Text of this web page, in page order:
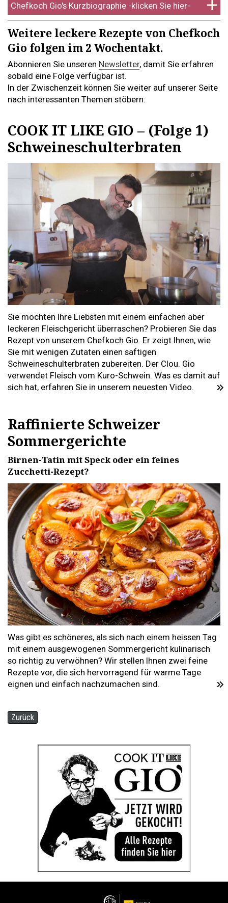
Chefkoch Gio's Kurzbiographie -klicken Sie hier-
Weitere leckere Rezepte von Chefkoch
Gio folgen im 2 Wochentakt.
Abonnieren Sie unseren Newsletter, damit Sie erfahren
sobald eine Folge verfügbar ist.
In der Zwischenzeit können Sie weiter auf unserer Seite
nach interessanten Themen stöbern:
COOK IT LIKE GIO – (Folge 1)
Schweineschulterbraten
Sie möchten Ihre Liebsten mit einem einfachen aber
leckeren Fleischgericht überraschen? Probieren Sie das
Rezept von unserem Chefkoch Gio. Er zeigt Ihnen, wie
Sie mit wenigen Zutaten einen saftigen
Schweineschulterbraten zubereiten. Der Clou. Gio
verwendet Fleisch vom Kuro-Schwein. Was es damit auf
sich hat, erfahren Sie in unserem neuesten Video.
Raffinierte Schweizer
Sommergerichte
Birnen-Tatin mit Speck oder ein feines
Zucchetti-Rezept?
Was gibt es schöneres, als sich nach einem heissen Tag
mit einem ausgewogenen Sommergericht kulinarisch
so richtig zu verwöhnen? Wir stellen Ihnen zwei feine
Rezepte vor, die sich hervorragend für warme Tage
eignen und einfach nachzumachen sind.
Zurück